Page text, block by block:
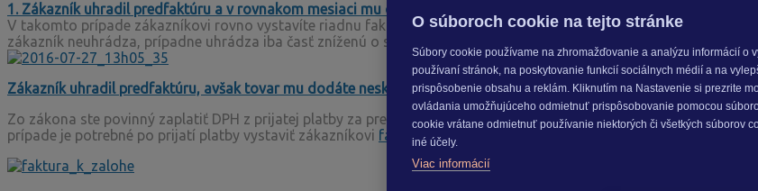
1. Zákazník uhradil predfaktúru a v rovnakom mesiaci mu dodáte tovar
V takomto prípade zákazníkovi rovno vystavíte riadnu faktúru, na ktorej budú položky dodaného tovaru a celý
zákazník neuhrádza, prípadne uhrádza iba časť zníženú o sumu, ktorú zaplatil predfaktúrou. Postup vytvorenia
Zákazník uhradil predfaktúru, avšak tovar mu dodáte neskôr ako v mesiaci, keď vám prišla úhrada
Zo zákona ste povinný zaplatiť DPH z prijatej platby za predfaktúru v mesiaci, kedy bola platba prijatáaj napriek
prípade je potrebné po prijatí platby vystaviť zákazníkovi faktúru k zálohe , ktorá bude obsahovať iba položku
O súboroch cookie na tejto stránke
Súbory cookie používame na zhromažďovanie a analýzu informácií o
používaní stránok, na poskytovanie funkcií sociálnych médií a na
prispôsobenie obsahu a reklám. Kliknutím na Nastavenie si prezrite
ovládania umožňujúceho odmietnuť prispôsobovanie pomocou
cookie vrátane odmietnuť používanie niektorých či všetkých súborov
iné účely.
Viac informácií